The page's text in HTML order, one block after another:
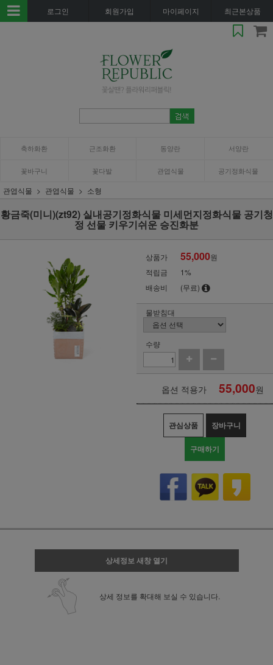
로그인 회원가입 마이페이지 최근본상품
축하화환 근조화환 동양란 서양란
꽃바구니 꽃다발 관엽식물 공기정화식물
관엽식물 관엽식물 소형
황금죽(미니)(zt92) 실내공기정화식물 미세먼지정화식물 공기청
정 선물 키우기쉬운 승진화분
상품가 55,000원
적립금
1%
배송비
(무료)
물받침대
수량
옵션 적용가 55,000원
관심상품 장바구니
구매하기
상세정보 새창 열기
상세 정보를 확대해 보실 수 있습니다.